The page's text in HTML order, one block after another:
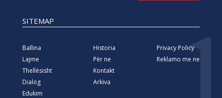
SITEMAP
Ballina
Lajme
Thellësisht
Dialog
Edukim
Historia
Për ne
Kontakt
Arkiva
Privacy Policy
Reklamo me ne